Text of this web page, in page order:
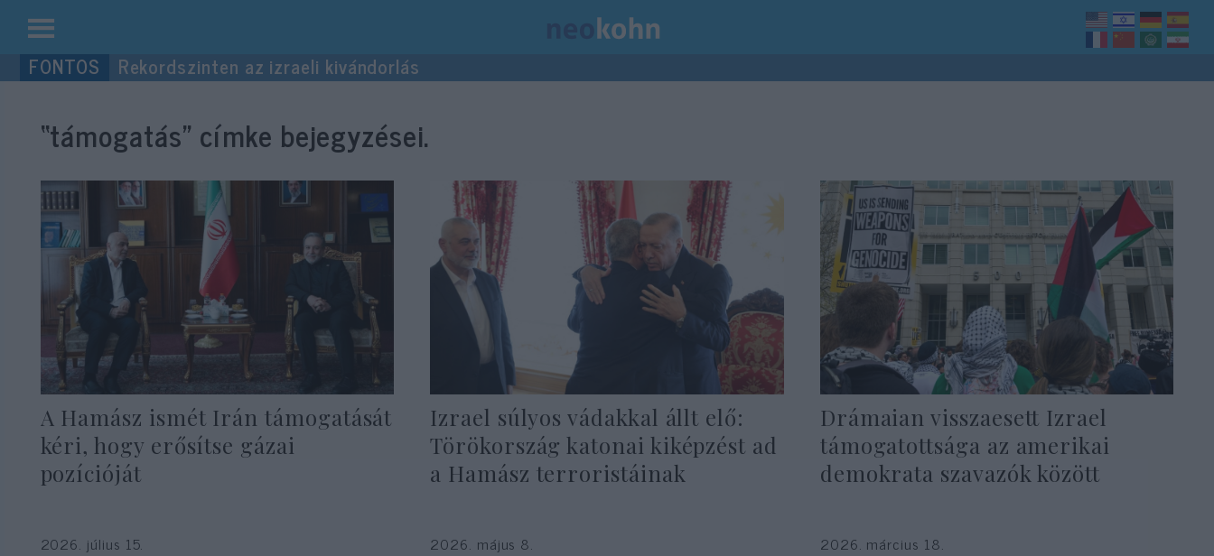
Kilépés
a Rekordszinten az izraeli kivándorlás
“támogatás” címke bejegyzései.
A Hamász ismét Irán támogatását
kéri, hogy erősítse gázai
pozícióját
2026. július 15.
Izrael súlyos vádakkal állt elő:
Törökország katonai kiképzést ad
a Hamász terroristáinak
2026. május 8.
Drámaian visszaesett Izrael
támogatottsága az amerikai
demokrata szavazók között
2026. március 18.